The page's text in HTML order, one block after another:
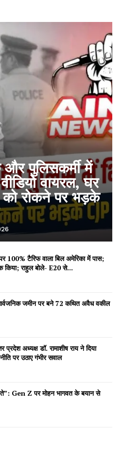
News on AIN
1 App
पुलिसकर्मी में
वायरल, घर
रोकने पर भड़के
टैरिफ वाला बिल अमेरिका में पास;
राहुल बोले- E20 से...
जमीन पर बने 72 कथित अवैध वकील
अध्यक्ष डॉ. रामाशीष राय ने दिया
पर उठाए गंभीर सवाल
Gen Z पर मोहन भागवत के बयान से